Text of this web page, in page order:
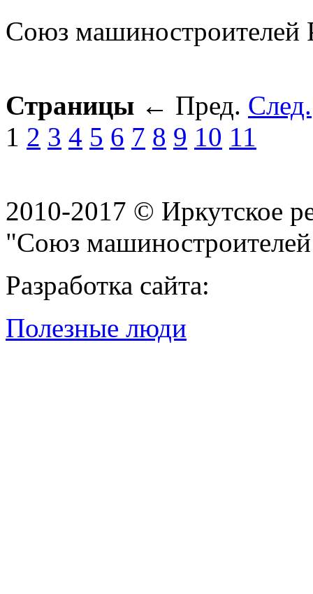
Союз машиностроителей
Страницы ← Пред. След.
1 2 3 4 5 6 7 8 9 10 11
2010-2017 © Иркутское
"Союз
Разработка сайта:
Полезные люди